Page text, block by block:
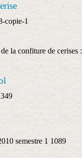
la confiture de cerises :